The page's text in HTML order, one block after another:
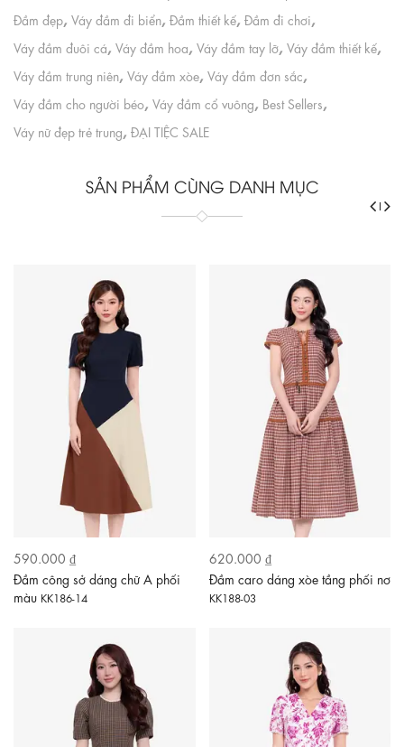
Đầm đẹp, Váy đầm đi biển, Đầm thiết kế, Đầm đi chơi,
Váy đầm đuôi cá, Váy đầm hoa, Váy đầm tay lỡ, Váy đầm thiết kế,
Váy đầm trung niên, Váy đầm xòe, Váy đầm đơn sắc,
Váy đầm cho người béo, Váy đầm cổ vuông, Best Sellers,
Váy nữ đẹp trẻ trung, ĐẠI TIỆC SALE
SẢN PHẨM CÙNG DANH MỤC
590.000 ₫
Đầm công sở dáng chữ A phối
màu KK186-14
620.000 ₫
Đầm caro dáng xòe tầng phối nơ
KK188-03